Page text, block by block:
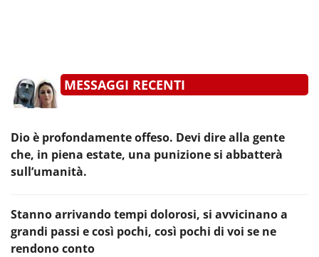
MESSAGGI RECENTI
Dio è profondamente offeso. Devi dire alla gente
che, in piena estate, una punizione si abbatterà
sull’umanità.
Stanno arrivando tempi dolorosi, si avvicinano a
grandi passi e così pochi, così pochi di voi se ne
rendono conto